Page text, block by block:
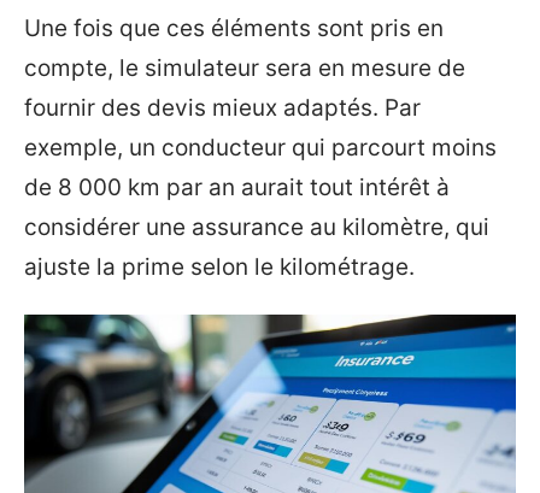
Une fois que ces éléments sont pris en
compte, le simulateur sera en mesure de
fournir des devis mieux adaptés. Par
exemple, un conducteur qui parcourt moins
de 8 000 km par an aurait tout intérêt à
considérer une assurance au kilomètre, qui
ajuste la prime selon le kilométrage.